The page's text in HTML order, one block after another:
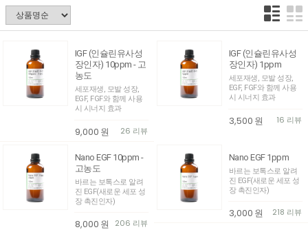
IGF (인슐린유사성
장인자) 10ppm - 고
농도
세포재생, 모발 성장,
EGF, FGF와 함께 사용
시 시너지 효과
9,000 원 26 리뷰
IGF (인슐린유사성
장인자) 1ppm
세포재생, 모발 성장,
EGF, FGF와 함께 사용
시 시너지 효과
3,500 원 16 리뷰
Nano EGF 10ppm -
고농도
바르는 보톡스로 알려
진 EGF(새로운 세포 성
장 촉진인자)
8,000 원 206 리뷰
Nano EGF 1ppm
바르는 보톡스로 알려
진 EGF(새로운 세포 성
장 촉진인자)
3,000 원 218 리뷰